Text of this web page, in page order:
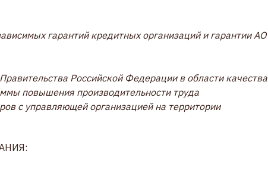
гарантий кредитных организаций и гарантии АО
Российской Федерации в области качества
повышения производительности труда
с управляющей организацией на территории